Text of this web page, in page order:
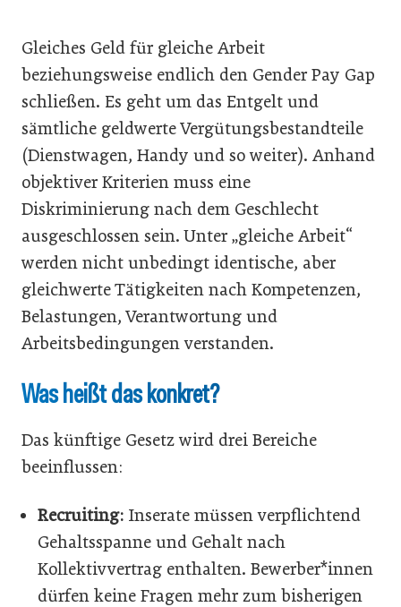
Gleiches Geld für gleiche Arbeit
beziehungsweise endlich den Gender Pay Gap
schließen. Es geht um das Entgelt und
sämtliche geldwerte Vergütungsbestandteile
(Dienstwagen, Handy und so weiter). Anhand
objektiver Kriterien muss eine
Diskriminierung nach dem Geschlecht
ausgeschlossen sein. Unter „gleiche Arbeit“
werden nicht unbedingt identische, aber
gleichwerte Tätigkeiten nach Kompetenzen,
Belastungen, Verantwortung und
Arbeitsbedingungen verstanden.
Was heißt das konkret?
Das künftige Gesetz wird drei Bereiche
beeinflussen:
Recruiting: Inserate müssen verpflichtend
Gehaltsspanne und Gehalt nach
Kollektivvertrag enthalten. Bewerber*innen
dürfen keine Fragen mehr zum bisherigen